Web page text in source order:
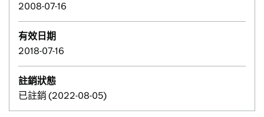
2008-07-16
有效日期
2018-07-16
註銷狀態
已註銷 (2022-08-05)